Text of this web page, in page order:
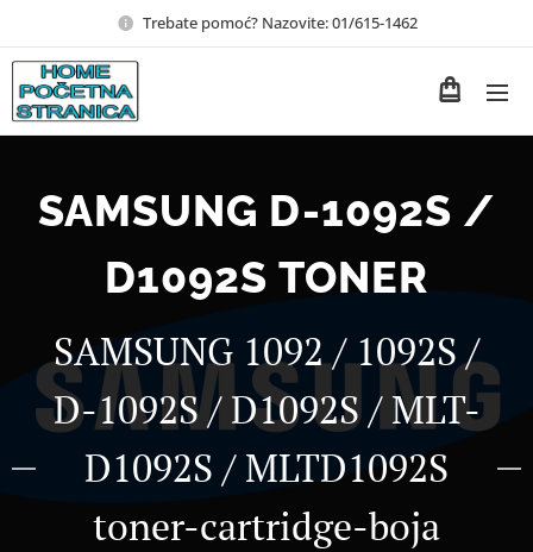
Trebate pomoć? Nazovite: 01/615-1462
SAMSUNG D-1092S /
D1092S TONER
SAMSUNG 1092 / 1092S /
D-1092S / D1092S / MLT-
D1092S / MLTD1092S
toner-cartridge-boja